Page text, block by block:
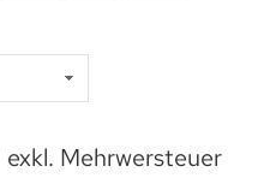
exkl. Mehrwersteuer